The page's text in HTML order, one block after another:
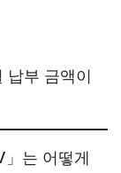
납부 금액이
는 어떻게